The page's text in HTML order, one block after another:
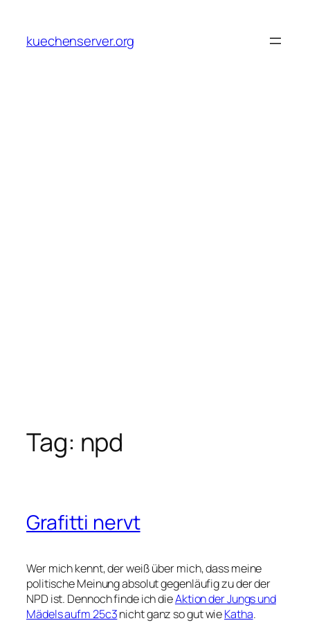
content
kuechenserver.org
Tag: npd
Grafitti nervt
Wer mich kennt, der weiß über mich, dass meine
politische Meinung absolut gegenläufig zu der der
NPD ist. Dennoch finde ich dieAktion der Jungs und
Mädels aufm 25c3nicht ganz so gut wieKatha.